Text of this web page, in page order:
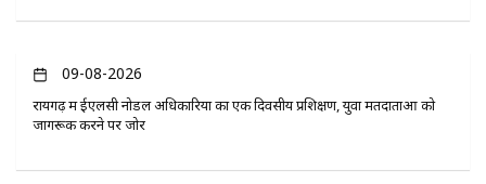
09-08-2026
रायगढ़ में ईएलसी नोडल अधिकारियों का एक दिवसीय प्रशिक्षण, युवा मतदाताओं को
जागरूक करने पर जोर